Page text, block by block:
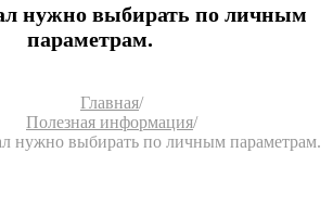
нужно выбирать по личным
параметрам.
Главная/
Полезная информация/
нужно выбирать по личным параметрам.